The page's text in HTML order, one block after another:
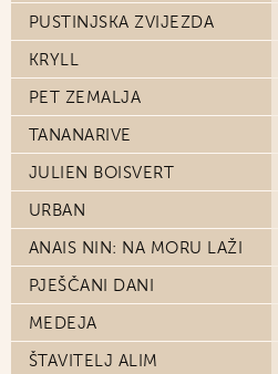
PUSTINJSKA ZVIJEZDA
KRYLL
PET ZEMALJA
TANANARIVE
JULIEN BOISVERT
URBAN
ANAIS NIN: NA MORU LAŽI
PJEŠČANI DANI
MEDEJA
ŠTAVITELJ ALIM